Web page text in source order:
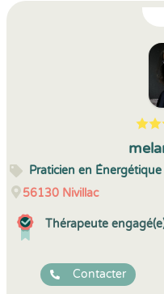
5
1
5
8
Praticien en
56130 Nivillac
Thérapeute
Contacter